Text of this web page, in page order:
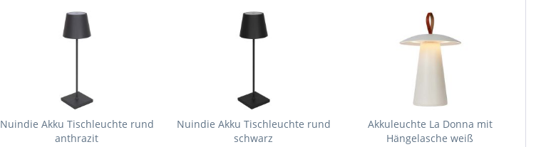
Nuindie Akku Tischleuchte rund
anthrazit
Nuindie Akku Tischleuchte rund
schwarz
Akkuleuchte La Donna mit
Hängelasche weiß